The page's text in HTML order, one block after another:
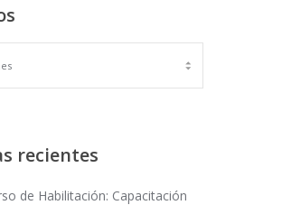
recientes
de Habilitación: Capacitación